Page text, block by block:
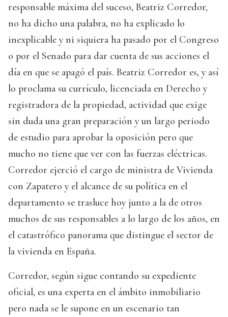
responsable máxima del suceso, Beatriz Corredor,
no ha dicho una palabra, no ha explicado lo
inexplicable y ni siquiera ha pasado por el Congreso
o por el Senado para dar cuenta de sus acciones el
día en que se apagó el país. Beatriz Corredor es, y así
lo proclama su currículo, licenciada en Derecho y
registradora de la propiedad, actividad que exige
sin duda una gran preparación y un largo periodo
de estudio para aprobar la oposición pero que
mucho no tiene que ver con las fuerzas eléctricas.
Corredor ejerció el cargo de ministra de Vivienda
con Zapatero y el alcance de su política en el
departamento se trasluce hoy junto a la de otros
muchos de sus responsables a lo largo de los años, en
el catastrófico panorama que distingue el sector de
la vivienda en España.
Corredor, según sigue contando su expediente
oficial, es una experta en el ámbito inmobiliario
pero nada se le supone en un escenario tan